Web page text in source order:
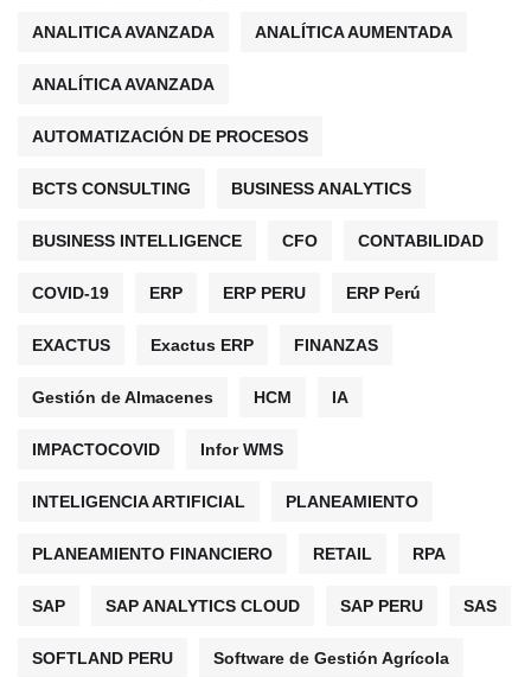
ANALITICA AVANZADA ANALÍTICA AUMENTADA
ANALÍTICA AVANZADA
AUTOMATIZACIÓN DE PROCESOS
BCTS CONSULTING BUSINESS ANALYTICS
BUSINESS INTELLIGENCE CFO CONTABILIDAD
COVID-19 ERP ERP PERU ERP Perú
EXACTUS Exactus ERP FINANZAS
Gestión de Almacenes HCM IA
IMPACTOCOVID Infor WMS
INTELIGENCIA ARTIFICIAL PLANEAMIENTO
PLANEAMIENTO FINANCIERO RETAIL RPA
SAP SAP ANALYTICS CLOUD SAP PERU SAS
SOFTLAND PERU Software de Gestión Agrícola